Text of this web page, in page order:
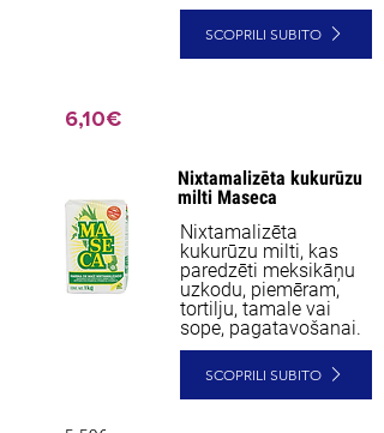
SCOPRILI SUBITO
6,10€
Nixtamalizēta kukurūzu
milti Maseca
Nixtamalizēta
kukurūzu milti, kas
paredzēti meksikāņu
uzkodu, piemēram,
tortilju, tamale vai
sope, pagatavošanai.
SCOPRILI SUBITO